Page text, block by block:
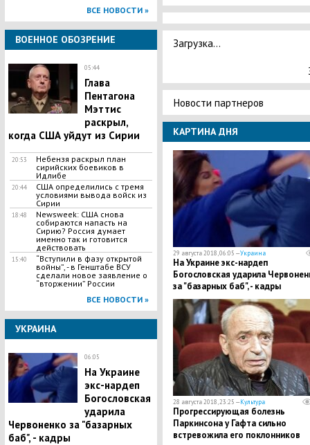
ВСЕ НОВОСТИ »
ВОЕННОЕ ОБОЗРЕНИЕ
05:44
Глава
Пентагона
Мэттис
раскрыл,
когда США уйдут из Сирии
20:53
Небензя раскрыл план
сирийских боевиков в
Идлибе
20:44
США определились с тремя
условиями вывода войск из
Сирии
18:48
Newsweek: США снова
собираются напасть на
Сирию? Россия думает
именно так и готовится
действовать
15:40
“Вступили в фазу открытой
войны”, - в Генштабе ВСУ
сделали новое заявление о
“вторжении” России
ВСЕ НОВОСТИ »
УКРАИНА
06:05
На Украине
экс-нардеп
Богословская
ударила
Червоненко за "базарных
баб", - кадры
Загрузка...
Новости партнеров
КАРТИНА ДНЯ
29 августа 2018, 06:05 —Украина
На Украине экс-нардеп
Богословская ударила
за "базарных баб", - кадры
28 августа 2018, 23:25 —Культура
Прогрессирующая болезнь
Паркинсона у Гафта сильно
встревожила его поклонников